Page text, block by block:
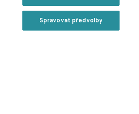
Spravovat předvolby